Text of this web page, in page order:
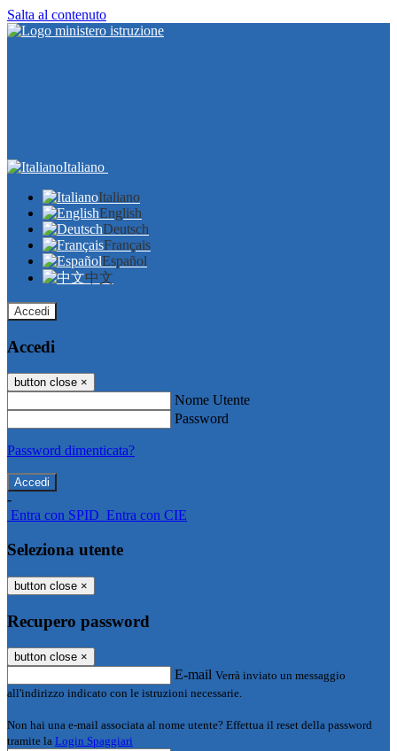
Salta al contenuto
Italiano
Italiano
English
Deutsch
Français
Español
中文
Accedi
Accedi
button close ×
Nome Utente
Password
Password dimenticata?
-
Entra con SPID Entra con CIE
Seleziona utente
button close ×
Recupero password
button close ×
E-mail Verrà inviato un messaggio
all'indirizzo indicato con le istruzioni necessarie.
Non hai una e-mail associata al nome utente? Effettua il reset della password
tramite la Login Spaggiari